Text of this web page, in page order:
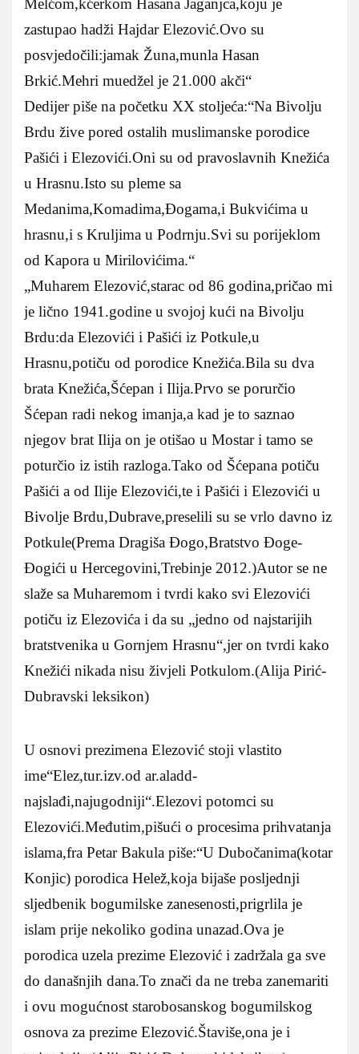
zastupao hadži Hajdar Elezović.Ovo su
posvjedočili:jamak Žuna,munla Hasan
Brkić.Mehri muedžel je 21.000 akči“
Dedijer piše na početku XX stoljeća:“Na Bivolju
Brdu žive pored ostalih muslimanske porodice
Pašići i Elezovići.Oni su od pravoslavnih Knežića
u Hrasnu.Isto su pleme sa
Medanima,Komadima,Đogama,i Bukvićima u
hrasnu,i s Kruljima u Podrnju.Svi su porijeklom
od Kapora u Mirilovićima.“
„Muharem Elezović,starac od 86 godina,pričao mi
je lično 1941.godine u svojoj kući na Bivolju
Brdu:da Elezovići i Pašići iz Potkule,u
Hrasnu,potiču od porodice Knežića.Bila su dva
brata Knežića,Šćepan i Ilija.Prvo se porurčio
Šćepan radi nekog imanja,a kad je to saznao
njegov brat Ilija on je otišao u Mostar i tamo se
poturčio iz istih razloga.Tako od Šćepana potiču
Pašići a od Ilije Elezovići,te i Pašići i Elezovići u
Bivolje Brdu,Dubrave,preselili su se vrlo davno iz
Potkule(Prema Dragiša Đogo,Bratstvo Đoge-
Đogići u Hercegovini,Trebinje 2012.)Autor se ne
slaže sa Muharemom i tvrdi kako svi Elezovići
potiču iz Elezovića i da su „jedno od najstarijih
bratstvenika u Gornjem Hrasnu“,jer on tvrdi kako
Knežići nikada nisu živjeli Potkulom.(Alija Pirić-
Dubravski leksikon)
U osnovi prezimena Elezović stoji vlastito
ime“Elez,tur.izv.od ar.aladd-
najslađi,najugodniji“.Elezovi potomci su
Elezovići.Međutim,pišući o procesima prihvatanja
islama,fra Petar Bakula piše:“U Dubočanima(kotar
Konjic) porodica Helež,koja bijaše posljednji
sljedbenik bogumilske zanesenosti,prigrlila je
islam prije nekoliko godina unazad.Ova je
porodica uzela prezime Elezović i zadržala ga sve
do današnjih dana.To znači da ne treba zanemariti
i ovu mogućnost starobosanskog bogumilskog
osnova za prezime Elezović.Štaviše,ona je i